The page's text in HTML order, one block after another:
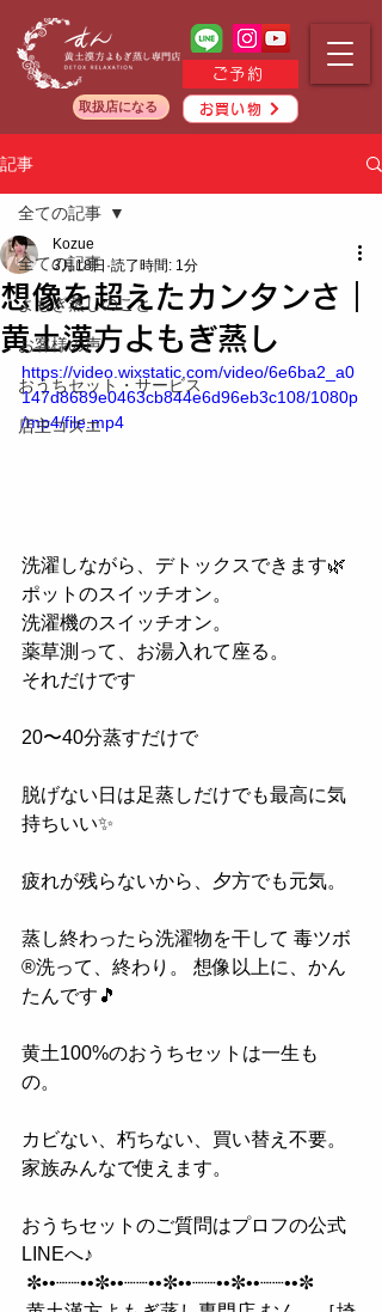
ご予約
お買い物
取扱店になる
記事
全ての記事
よもぎ蒸しのこと
お客様の声
おうちセット・サービス
店主コズエ
全ての記事
想像を超えたカンタンさ｜
黄土漢方よもぎ蒸し
Kozue
3月18日 読了時間: 1分
https://video.wixstatic.com/video/6e6ba2_a0
147d8689e0463cb844e6d96eb3c108/1080p
/mp4/file.mp4
洗濯しながら、デトックスできます🌿
ポットのスイッチオン。
洗濯機のスイッチオン。
薬草測って、お湯入れて座る。
それだけです
20〜40分蒸すだけで
脱げない日は足蒸しだけでも最高に気
持ちいい✨
疲れが残らないから、夕方でも元気。
蒸し終わったら洗濯物を干して 毒ツボ
®︎洗って、終わり。 想像以上に、かん
たんです🎵
黄土100%のおうちセットは一生も
の。
カビない、朽ちない、買い替え不要。
家族みんなで使えます。
おうちセットのご質問はプロフの公式
LINEへ♪
✼••┈┈••✼••┈┈••✼••┈┈••✼••┈┈••✼